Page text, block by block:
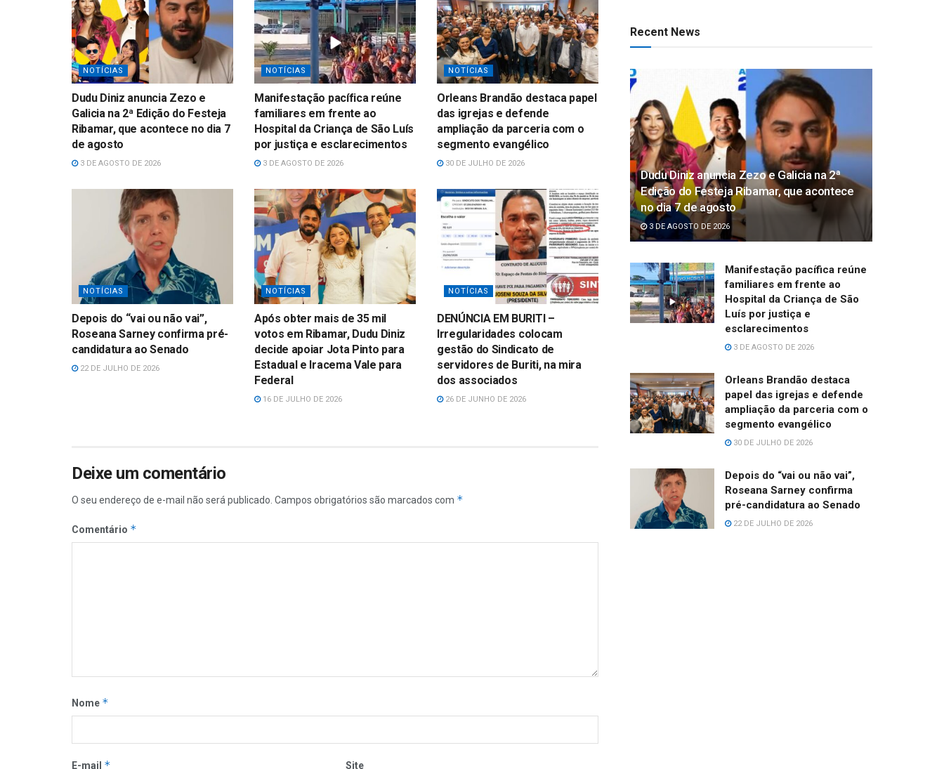
NOTÍCIAS
Dudu Diniz anuncia Zezo e
Galicia na 2ª Edição do Festeja
Ribamar, que acontece no dia 7
de agosto
3 DE AGOSTO DE 2026
NOTÍCIAS
Manifestação pacífica reúne
familiares em frente ao
Hospital da Criança de São Luís
por justiça e esclarecimentos
3 DE AGOSTO DE 2026
NOTÍCIAS
Orleans Brandão destaca papel
das igrejas e defende
ampliação da parceria com o
segmento evangélico
30 DE JULHO DE 2026
NOTÍCIAS
Depois do “vai ou não vai”,
Roseana Sarney confirma pré-
candidatura ao Senado
22 DE JULHO DE 2026
NOTÍCIAS
Após obter mais de 35 mil
votos em Ribamar, Dudu Diniz
decide apoiar Jota Pinto para
Estadual e Iracema Vale para
Federal
16 DE JULHO DE 2026
NOTÍCIAS
DENÚNCIA EM BURITI –
Irregularidades colocam
gestão do Sindicato de
servidores de Buriti, na mira
dos associados
26 DE JUNHO DE 2026
Deixe um comentário
O seu endereço de e-mail não será publicado. Campos obrigatórios são marcados com *
Comentário *
Nome *
E-mail * Site
Recent News
Dudu Diniz anuncia Zezo e Galicia na 2ª
Edição do Festeja Ribamar, que acontece
no dia 7 de agosto
3 DE AGOSTO DE 2026
Manifestação pacífica reúne
familiares em frente ao
Hospital da Criança de São
Luís por justiça e
esclarecimentos
3 DE AGOSTO DE 2026
Orleans Brandão destaca
papel das igrejas e defende
ampliação da parceria com o
segmento evangélico
30 DE JULHO DE 2026
Depois do “vai ou não vai”,
Roseana Sarney confirma
pré-candidatura ao Senado
22 DE JULHO DE 2026